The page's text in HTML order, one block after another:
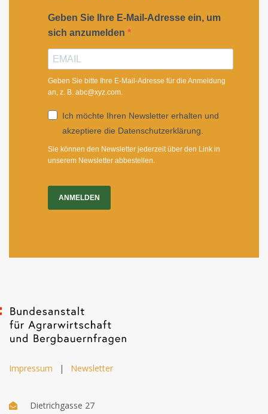
Geben Sie Ihre E-Mail-Adresse ein, um
sich anzumelden
Geben Sie bitte Ihre E-Mail-Adresse für die Anmeldung
an, z. B. abc@xyz.com.
Ich möchte Ihren Newsletter erhalten und
akzeptiere die Datenschutzerklärung.
Sie können den Newsletter jederzeit über den Link in
unserem Newsletter abbestellen.
ANMELDEN
Impressum | Newsletter
Dietrichgasse 27